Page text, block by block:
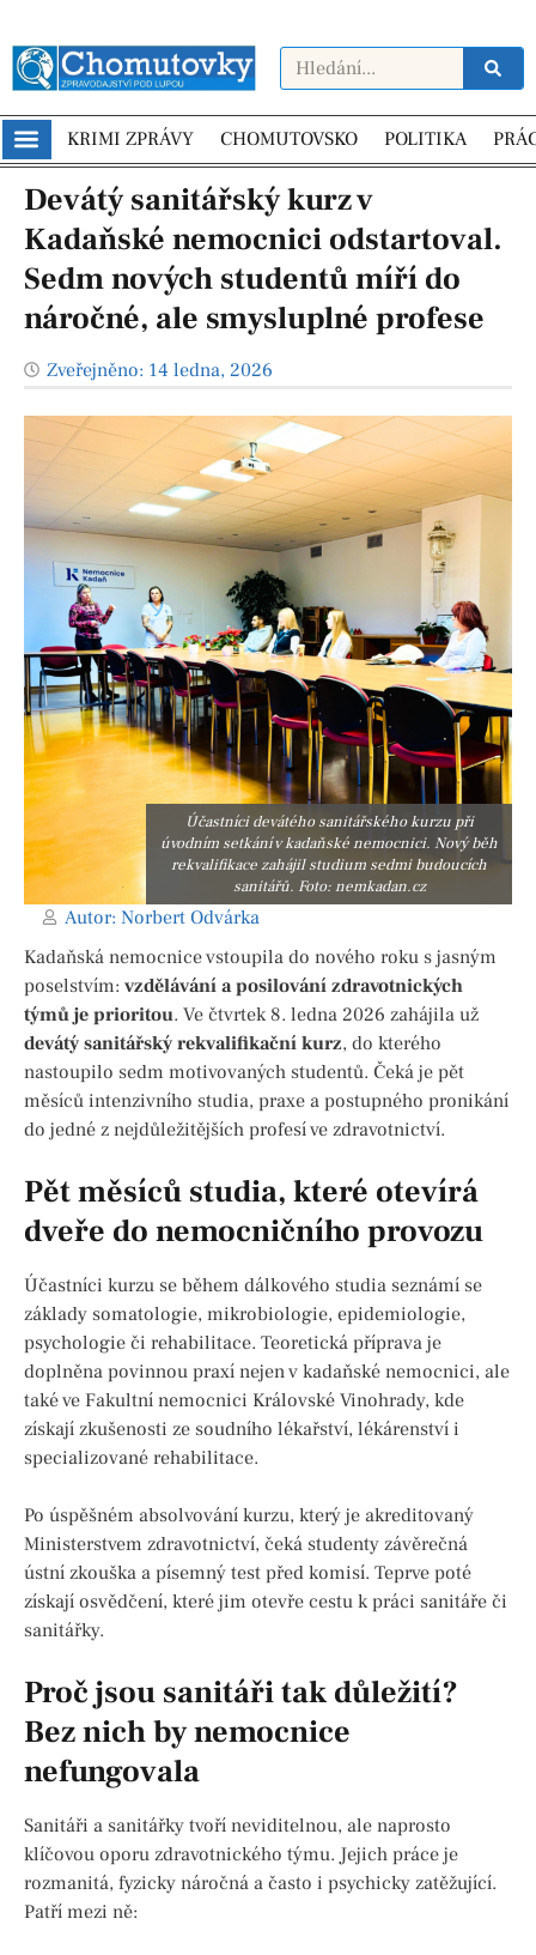
KRIMI ZPRÁVY CHOMUTOVSKO POLITIKA
Devátý sanitářský kurz v
Kadaňské nemocnici odstartoval.
Sedm nových studentů míří do
náročné, ale smysluplné profese
Zveřejněno: 14 ledna, 2026
Účastníci devátého sanitářského kurzu při
úvodním setkání v kadaňské nemocnici. Nový běh
rekvalifikace zahájil studium sedmi budoucích
sanitářů. Foto: nemkadan.cz
Autor: Norbert Odvárka
Kadaňská nemocnice vstoupila do nového roku s jasným
poselstvím: vzdělávání a posilování zdravotnických
týmů je prioritou. Ve čtvrtek 8. ledna 2026 zahájila už
devátý sanitářský rekvalifikační kurz, do kterého
nastoupilo sedm motivovaných studentů. Čeká je pět
měsíců intenzivního studia, praxe a postupného pronikání
do jedné z nejdůležitějších profesí ve zdravotnictví.
Pět měsíců studia, které otevírá
dveře do nemocničního provozu
Účastníci kurzu se během dálkového studia seznámí se
základy somatologie, mikrobiologie, epidemiologie,
psychologie či rehabilitace. Teoretická příprava je
doplněna povinnou praxí nejen v kadaňské nemocnici, ale
také ve Fakultní nemocnici Královské Vinohrady, kde
získají zkušenosti ze soudního lékařství, lékárenství i
specializované rehabilitace.
Po úspěšném absolvování kurzu, který je akreditovaný
Ministerstvem zdravotnictví, čeká studenty závěrečná
ústní zkouška a písemný test před komisí. Teprve poté
získají osvědčení, které jim otevře cestu k práci sanitáře či
sanitářky.
Proč jsou sanitáři tak důležití?
Bez nich by nemocnice
nefungovala
Sanitáři a sanitářky tvoří neviditelnou, ale naprosto
klíčovou oporu zdravotnického týmu. Jejich práce je
rozmanitá, fyzicky náročná a často i psychicky zatěžující.
Patří mezi ně: